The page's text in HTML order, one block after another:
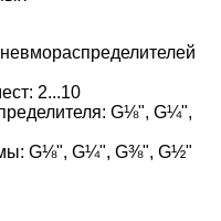
2...10
G⅛", G¼",
G⅛", G¼", G⅜", G½"